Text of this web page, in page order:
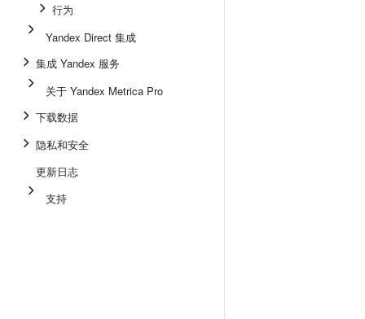
行为
Yandex Direct 集成
集成 Yandex 服务
关于 Yandex Metrica Pro
下载数据
隐私和安全
更新日志
支持